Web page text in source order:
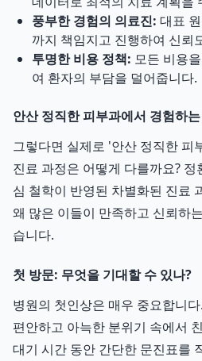
풍부한 경험의 의료진: 대표
까지 책임지고 진행하여 신뢰
투명한 비용 정책: 모든 비용
여 환자의 부담을 덜어줍니다.
안산 정직한 피부과에서 경험하
그렇다면 실제로 '안산 정직한 피
진료 과정은 어떻게 다를까요?
심 철학이 반영된 차별화된 진료
왜 많은 이들이 만족하고 신뢰하
습니다.
첫 방문: 무엇을 기대할 수 있나?
병원의 첫인상은 매우 중요합니
편안하고 아늑한 분위기 속에서
대기 시간 동안 간단한 문진표를